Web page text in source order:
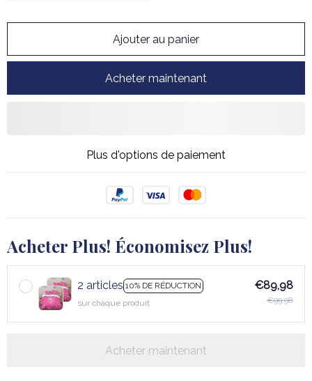
Ajouter au panier
Acheter maintenant
Plus d'options de paiement
Acheter Plus! Économisez Plus!
2 articles 10% DE RÉDUCTION
sur chaque produit
€89,98
€99,98
Acheter maintenant